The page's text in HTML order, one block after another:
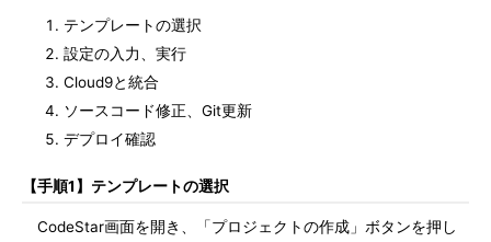
テンプレートの選択
設定の入力、実行
Cloud9と統合
ソースコード修正、Git更新
デプロイ確認
【手順1】テンプレートの選択
CodeStar画面を開き、「プロジェクトの作成」ボタンを押し